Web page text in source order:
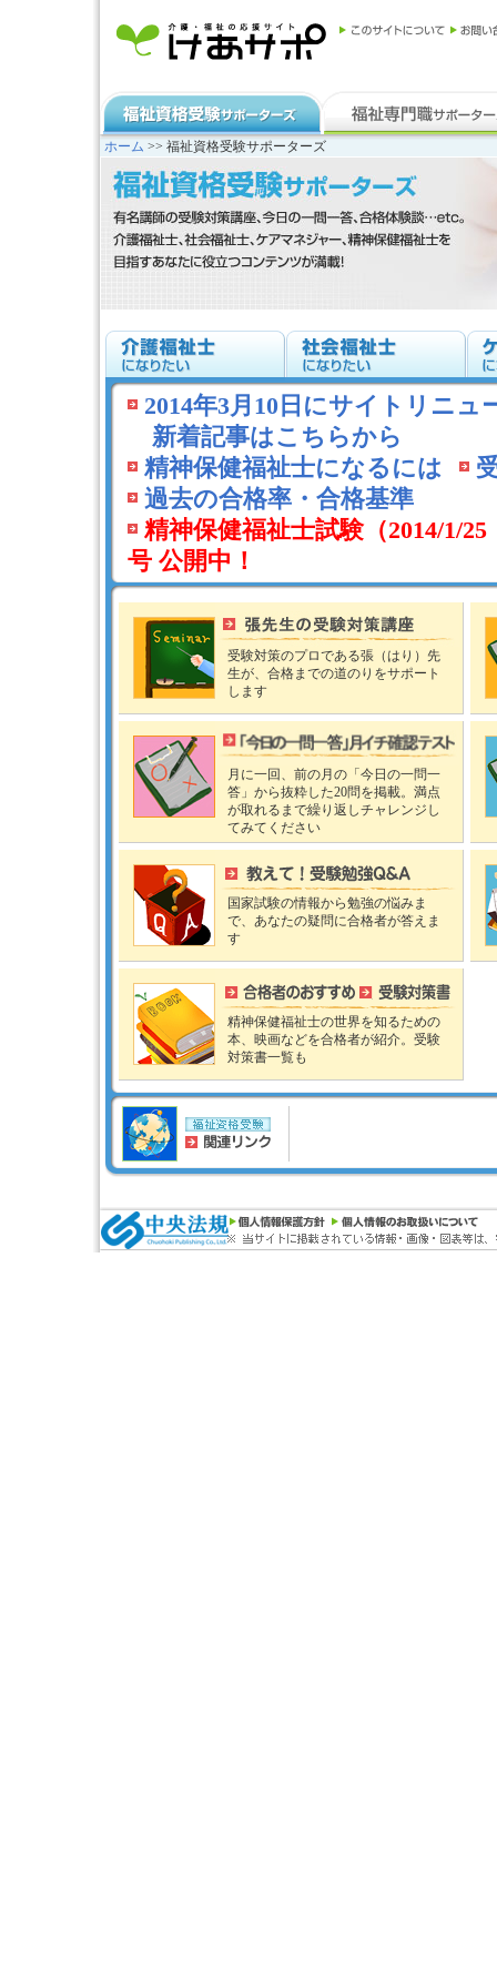
ホーム >> 福祉資格受験サポーターズ
2014年3月10日にサイトリニュ
新着記事はこちらから
精神保健福祉士になるには
過去の合格率・合格基準
精神保健福祉士試験（2014/1/
号 公開中！
受験対策のプロである張（はり）先
生が、合格までの道のりをサポート
します
月に一回、前の月の「今日の一問一
答」から抜粋した20問を掲載。満点
が取れるまで繰り返しチャレンジし
てみてください
国家試験の情報から勉強の悩みま
で、あなたの疑問に合格者が答えま
す
精神保健福祉士の世界を知るための
本、映画などを合格者が紹介。受験
対策書一覧も